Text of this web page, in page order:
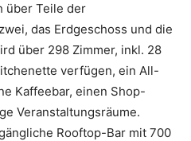
über Teile der
das Erdgeschoss und die
über 298 Zimmer, inkl. 28
verfügen, ein All-
Kaffeebar, einen Shop-
Veranstaltungsräume.
Rooftop-Bar mit 700